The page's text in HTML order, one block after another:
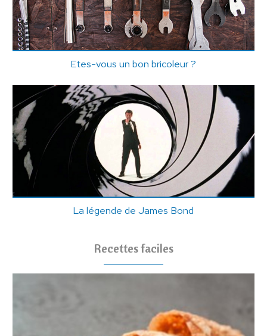
Etes-vous un bon bricoleur ?
La légende de James Bond
Recettes faciles